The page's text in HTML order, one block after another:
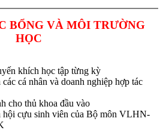
BỔNG VÀ MÔI TRƯỜNG
HỌC
khích học tập từng kỳ
cá nhân và doanh nghiệp hợp tác
cho thủ khoa đầu vào
hội cựu sinh viên của Bộ môn VLHN-